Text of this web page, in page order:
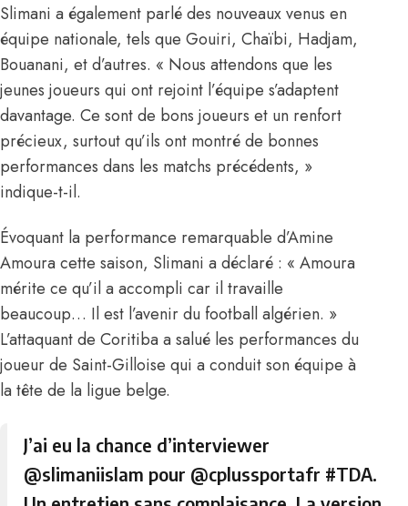
Slimani a également parlé des nouveaux venus en
équipe nationale, tels que Gouiri, Chaïbi, Hadjam,
Bouanani, et d’autres. « Nous attendons que les
jeunes joueurs qui ont rejoint l’équipe s’adaptent
davantage. Ce sont de bons joueurs et un renfort
précieux, surtout qu’ils ont montré de bonnes
performances dans les matchs précédents, »
indique-t-il.
Évoquant la performance remarquable d’Amine
Amoura cette saison, Slimani a déclaré : « Amoura
mérite ce qu’il a accompli car il travaille
beaucoup… Il est l’avenir du football algérien. »
L’attaquant de Coritiba a salué les performances du
joueur de Saint-Gilloise qui a conduit son équipe à
la tête de la ligue belge.
J’ai eu la chance d’interviewer
@slimaniislam pour @cplussportafr #TDA.